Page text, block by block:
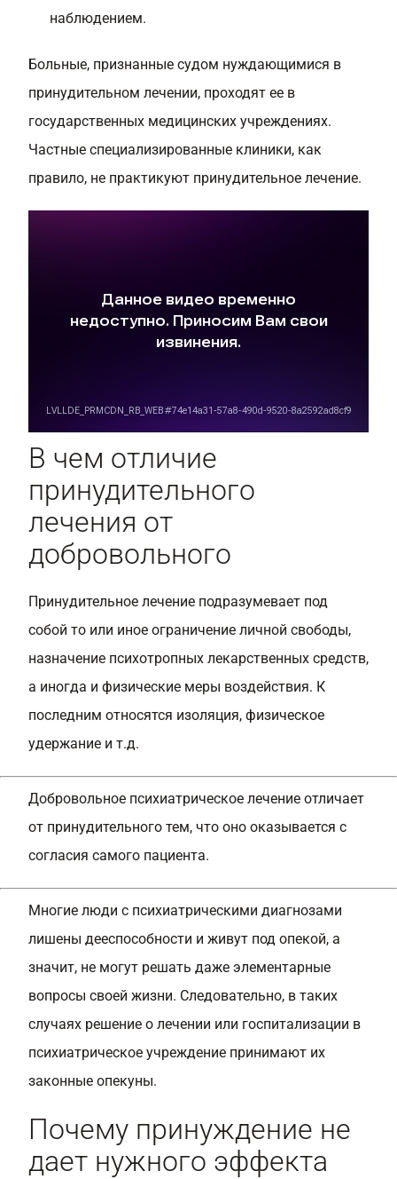
наблюдением.
Больные, признанные судом нуждающимися в
принудительном лечении, проходят ее в
государственных медицинских учреждениях.
Частные специализированные клиники, как
правило, не практикуют принудительное лечение.
В чем отличие
принудительного
лечения от
добровольного
Принудительное лечение подразумевает под
собой то или иное ограничение личной свободы,
назначение психотропных лекарственных средств,
а иногда и физические меры воздействия. К
последним относятся изоляция, физическое
удержание и т.д.
Добровольное психиатрическое лечение отличает
от принудительного тем, что оно оказывается с
согласия самого пациента.
Многие люди с психиатрическими диагнозами
лишены дееспособности и живут под опекой, а
значит, не могут решать даже элементарные
вопросы своей жизни. Следовательно, в таких
случаях решение о лечении или госпитализации в
психиатрическое учреждение принимают их
законные опекуны.
Почему принуждение не
дает нужного эффекта